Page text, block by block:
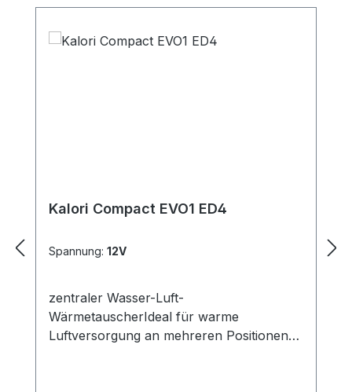
Kalori Compact EVO1 ED4
Spannung: 12V
zentraler Wasser-Luft-
WärmetauscherIdeal für warme
Luftversorgung an mehreren Positionen